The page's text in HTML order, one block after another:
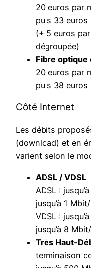
20 euros par
puis 33 euros
(+ 5 euros
dégroupée)
Fibre optique
20 euros par
puis 38 euros
Côté Internet
Les débits
(download) et en
varient selon le
ADSL / VDSL
ADSL :
jusqu’à 1
VDSL :
jusqu’à 8
Très Haut-
terminaison